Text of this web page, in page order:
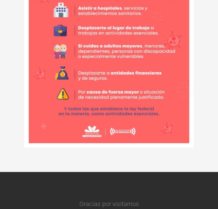
Gracias por visitarnos